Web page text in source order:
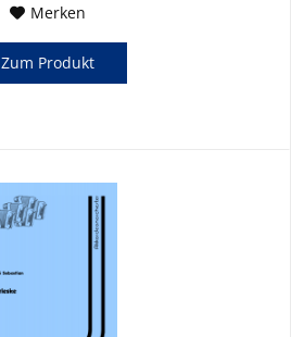
Merken
Zum Produkt